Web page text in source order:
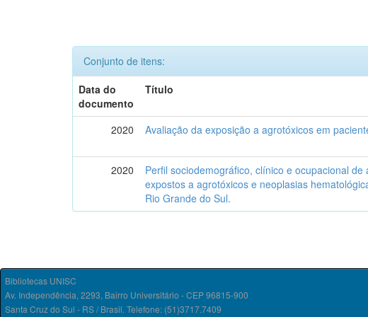
Conjunto de itens:
Data do
documento
Título
2020 Avaliação da exposição a agrotóxicos em
2020
Perfil sociodemográfico, clínico e ocupacional de
expostos a agrotóxicos e neoplasias
Rio Grande do Sul.
Bibliotecas UNISC
Av. Independência, 2293, Bairro Universitário - CEP 96815-900
Santa Cruz do Sul - RS / Brasil. Telefone: (51)3717.7409